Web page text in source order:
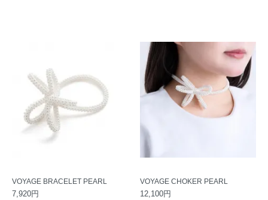
VOYAGE BRACELET PEARL
7,920円
VOYAGE CHOKER PEARL
12,100円